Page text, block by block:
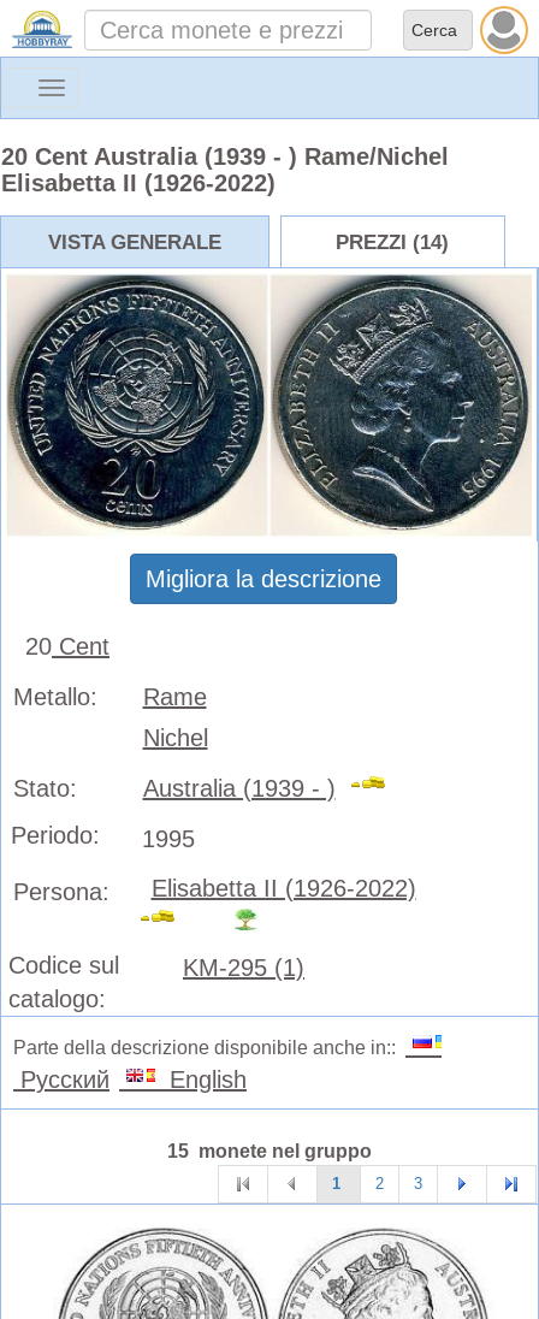
Toggle
20 Cent Australia (1939 - ) Rame/Nichel
Elisabetta II (1926-2022)
VISTA GENERALE PREZZI (14)
Migliora la descrizione
20 Cent
Metallo:
Rame
Nichel
Stato:
Australia (1939 - )
Periodo:
1995
Persona:
Elisabetta II (1926-2022)
Codice sul
catalogo:
KM-295 (1)
Parte della descrizione disponibile anche in::
Русский English
15 monete nel gruppo
1 2 3